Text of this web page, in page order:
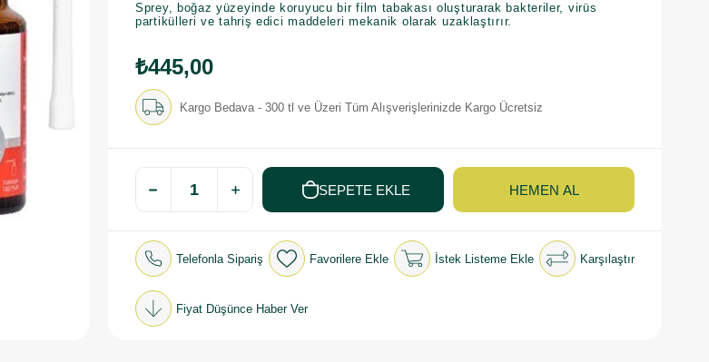
Sprey, boğaz yüzeyinde koruyucu bir film tabakası oluşturarak bakteriler, virüs
partikülleri ve tahriş edici maddeleri mekanik olarak uzaklaştırır.
₺445,00
Kargo Bedava - 300 tl ve Üzeri Tüm Alışverişlerinizde Kargo Ücretsiz
Telefonla Sipariş Favorilere Ekle İstek Listeme Ekle Karşılaştır
Fiyat Düşünce Haber Ver